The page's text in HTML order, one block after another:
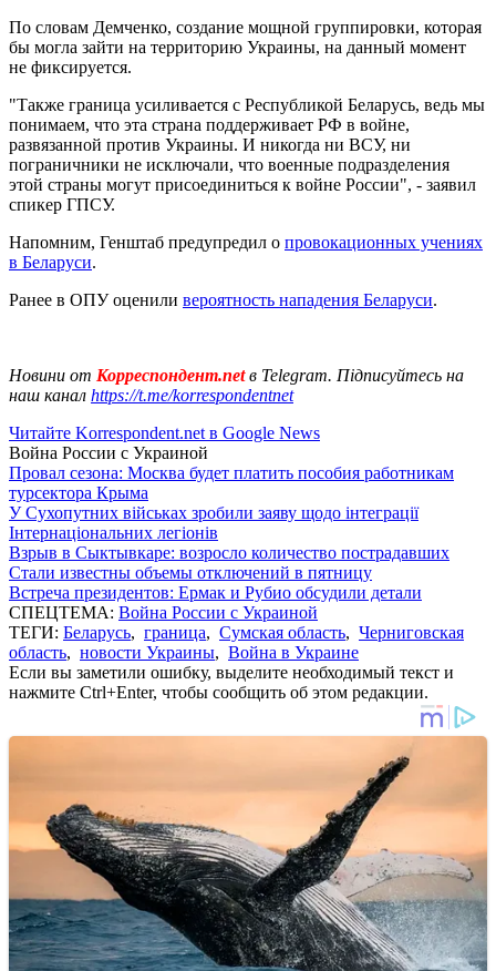
По словам Демченко, создание мощной группировки, которая
бы могла зайти на территорию Украины, на данный момент
не фиксируется.
"Также граница усиливается с Республикой Беларусь, ведь мы
понимаем, что эта страна поддерживает РФ в войне,
развязанной против Украины. И никогда ни ВСУ, ни
пограничники не исключали, что военные подразделения
этой страны могут присоединиться к войне России", - заявил
спикер ГПСУ.
Напомним, Генштаб предупредил о провокационных учениях
в Беларуси.
Ранее в ОПУ оценили вероятность нападения Беларуси.
Новини от Корреспондент.netв Telegram. Підписуйтесь на
наш канал https://t.me/korrespondentnet
Читайте Korrespondent.net в Google News
Война России с Украиной
Провал сезона: Москва будет платить пособия работникам
турсектора Крыма
У Сухопутних військах зробили заяву щодо інтеграції
Інтернаціональних легіонів
Взрыв в Сыктывкаре: возросло количество пострадавших
Стали известны объемы отключений в пятницу
Встреча президентов: Ермак и Рубио обсудили детали
СПЕЦТЕМА: Война России с Украиной
ТЕГИ: Беларусь, граница, Сумская область, Черниговская
область, новости Украины, Война в Украине
Если вы заметили ошибку, выделите необходимый текст и
нажмите Ctrl+Enter, чтобы сообщить об этом редакции.